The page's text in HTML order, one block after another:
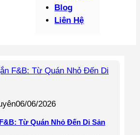
Blog
Liên Hệ
06/06/2026
Từ Quán Nhỏ Đến Di Sản